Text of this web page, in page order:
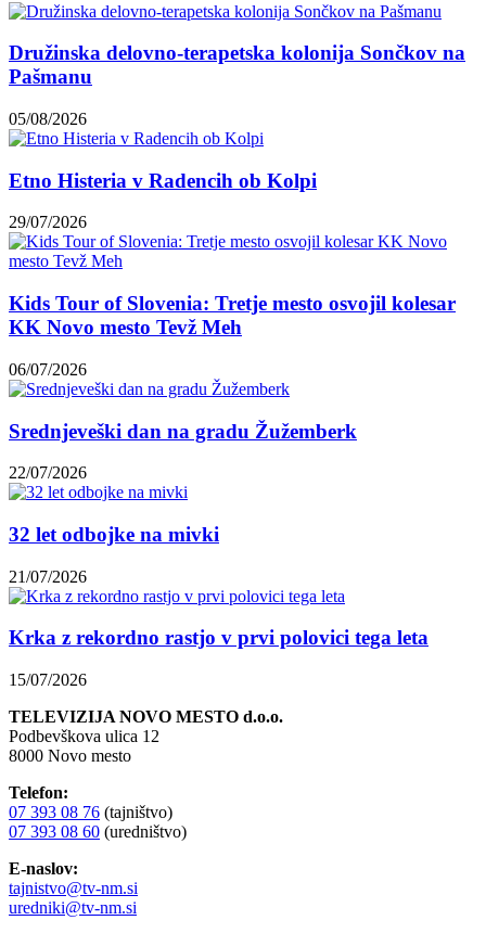
Družinska delovno-terapetska kolonija Sončkov na
Pašmanu
05/08/2026
Etno Histeria v Radencih ob Kolpi
29/07/2026
Kids Tour of Slovenia: Tretje mesto osvojil kolesar
KK Novo mesto Tevž Meh
06/07/2026
Srednjeveški dan na gradu Žužemberk
22/07/2026
32 let odbojke na mivki
21/07/2026
Krka z rekordno rastjo v prvi polovici tega leta
15/07/2026
TELEVIZIJA NOVO MESTO d.o.o.
Podbevškova ulica 12
8000 Novo mesto
Telefon:
07 393 08 76 (tajništvo)
07 393 08 60 (uredništvo)
E-naslov:
tajnistvo@tv-nm.si
uredniki@tv-nm.si